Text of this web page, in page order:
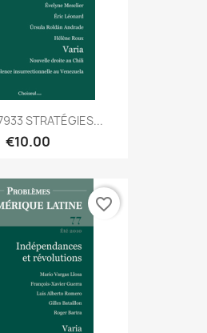
STRATÉGIES...
€10.00
favorite_border